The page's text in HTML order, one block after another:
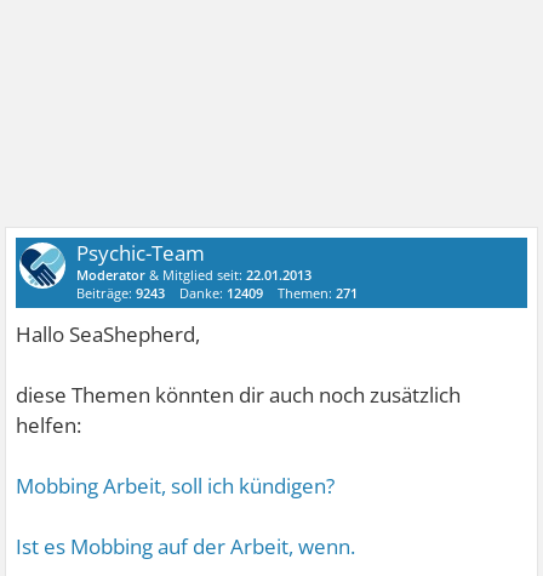
Psychic-Team
Moderator & Mitglied seit:22.01.2013
Beiträge:9243 Danke: 12409 Themen:271
Hallo SeaShepherd,
diese Themen könnten dir auch noch zusätzlich
helfen:
Mobbing Arbeit, soll ich kündigen?
Ist es Mobbing auf der Arbeit, wenn.